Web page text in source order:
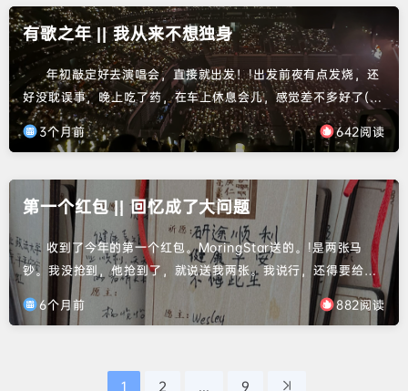
的预算烧完了，我嘞个豆，这谁受得了吧你说。且由于主题站的
问题，小程序端也连不上了，真没招了。毕业答辩完，终得腾出
手来，一...
有歌之年 || 我从来不想独身
年初敲定好去演唱会，直接就出发！!出发前夜有点发烧，还
好没耽误事，晚上吃了药，在车上休息会儿，感觉差不多好了(实
则没有)。落地诸暨去吃了次坞打面，看小红书推荐去的，好贵好
难吃。可能也跟还在发烧有关。吃完面实在难受，赶紧回酒店休
开票开在了山顶，灯一关，来feel了啊！一览众山小。前半场有
点平淡，主要是我也不熟悉。后面渐渐气氛火热了起来。总是忘
3个月前 642阅读
第一个红包 || 回忆成了大问题
收到了今年的第一个红包。MoringStar送的。!是两张马
钞。我没抢到，他抢到了，就说送我两张。我说行，还得要给我
包个红包才行。今天就给我送来了，眼睛要尿尿了/(ㄒoㄒ)/~~。
刚巧前两天翻了下旧照片，23年和MoringStar同游西安，可谓
接近尾声了。希望接下来是健康平安，是...
6个月前 882阅读
1 2 9